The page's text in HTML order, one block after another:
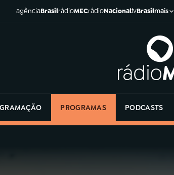
agênciaBrasilrádioMECrádioNacionaltvBrasilmais
PROGRAMAS PODCASTS